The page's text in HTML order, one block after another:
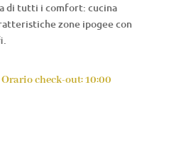
di tutti i comfort: cucina
zone ipogee con
check-out: 10:00